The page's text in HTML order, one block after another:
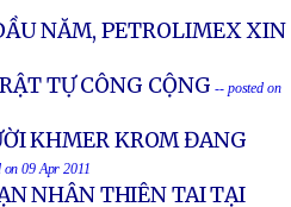
NĂM, PETROLIMEX XIN
TỰ CÔNG CỘNG-- posted on
KHMER KROM ĐANG
on 09 Apr 2011
NHÂN THIÊN TAI TẠI